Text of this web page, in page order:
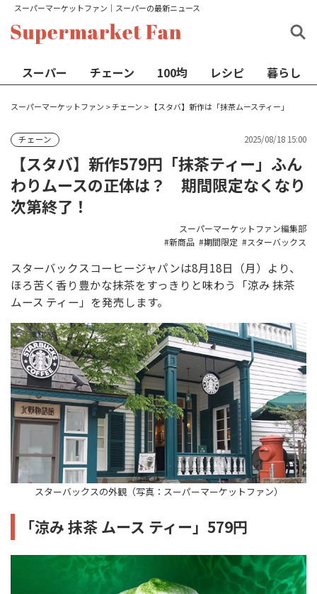
スーパーマーケットファン│スーパーの最新ニュース
スーパー チェーン 100均 レシピ 暮らし
スーパーマーケットファン >チェーン > 【スタバ】新作は「抹茶ムースティー」
チェーン 2025/08/18 15:00
【スタバ】新作579円「抹茶ティー」ふん
わりムースの正体は？ 期間限定なくなり
次第終了！
スーパーマーケットファン編集部
新商品
期間限定 スターバックス
スターバックスコーヒージャパンは8月18日（月）より、
ほろ苦く香り豊かな抹茶をすっきりと味わう「涼み 抹茶
ムース ティー」を発売します。
スターバックスの外観（写真：スーパーマーケットファン）
「涼み 抹茶 ムース ティー」579円